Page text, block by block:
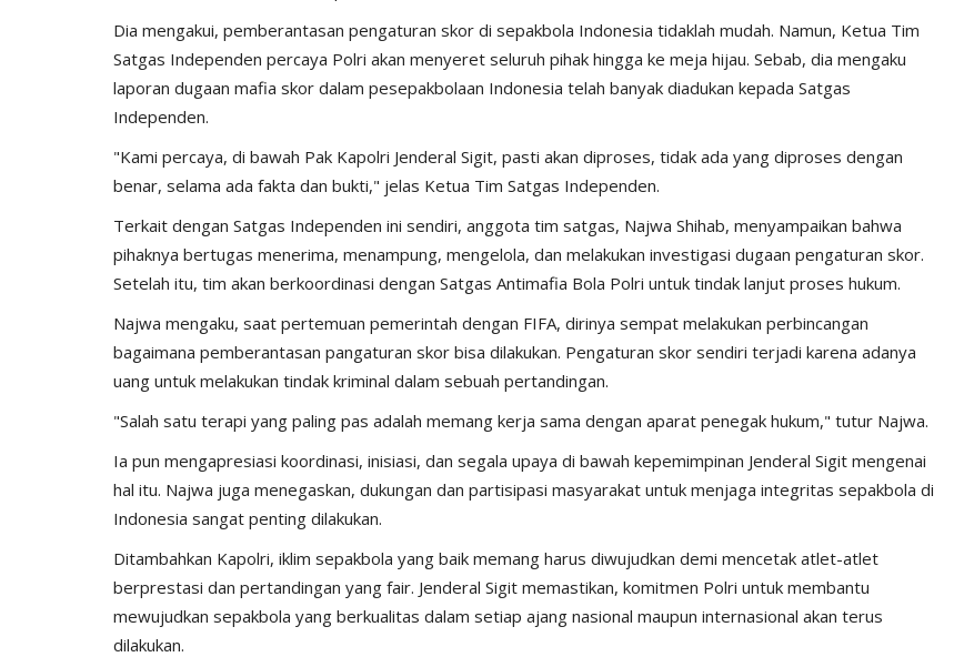
Dia mengakui, pemberantasan pengaturan skor di sepakbola Indonesia tidaklah mudah. Namun, Ketua Tim
Satgas Independen percaya Polri akan menyeret seluruh pihak hingga ke meja hijau. Sebab, dia mengaku
laporan dugaan mafia skor dalam pesepakbolaan Indonesia telah banyak diadukan kepada Satgas
Independen.
"Kami percaya, di bawah Pak Kapolri Jenderal Sigit, pasti akan diproses, tidak ada yang diproses dengan
benar, selama ada fakta dan bukti," jelas Ketua Tim Satgas Independen.
Terkait dengan Satgas Independen ini sendiri, anggota tim satgas, Najwa Shihab, menyampaikan bahwa
pihaknya bertugas menerima, menampung, mengelola, dan melakukan investigasi dugaan pengaturan skor.
Setelah itu, tim akan berkoordinasi dengan Satgas Antimafia Bola Polri untuk tindak lanjut proses hukum.
Najwa mengaku, saat pertemuan pemerintah dengan FIFA, dirinya sempat melakukan perbincangan
bagaimana pemberantasan pangaturan skor bisa dilakukan. Pengaturan skor sendiri terjadi karena adanya
uang untuk melakukan tindak kriminal dalam sebuah pertandingan.
"Salah satu terapi yang paling pas adalah memang kerja sama dengan aparat penegak hukum," tutur Najwa.
Ia pun mengapresiasi koordinasi, inisiasi, dan segala upaya di bawah kepemimpinan Jenderal Sigit mengenai
hal itu. Najwa juga menegaskan, dukungan dan partisipasi masyarakat untuk menjaga integritas sepakbola di
Indonesia sangat penting dilakukan.
Ditambahkan Kapolri, iklim sepakbola yang baik memang harus diwujudkan demi mencetak atlet-atlet
berprestasi dan pertandingan yang fair. Jenderal Sigit memastikan, komitmen Polri untuk membantu
mewujudkan sepakbola yang berkualitas dalam setiap ajang nasional maupun internasional akan terus
dilakukan.